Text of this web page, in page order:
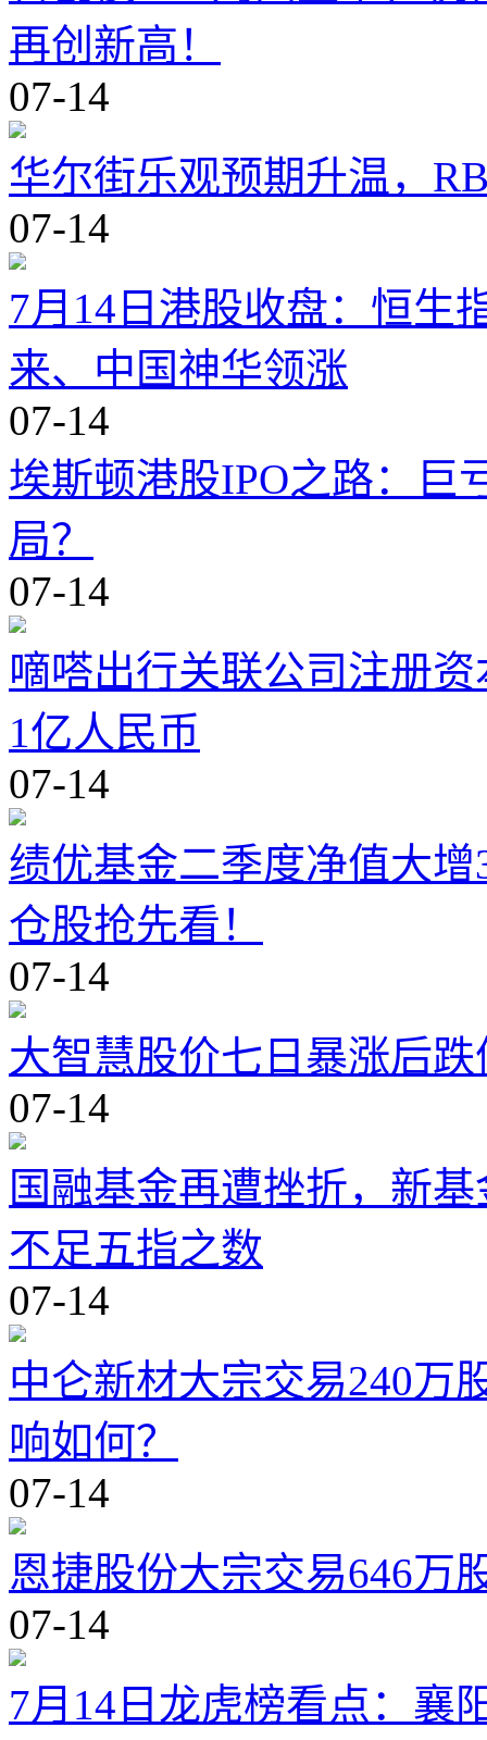
再创新高！
07-14
华尔街乐观预期升温，
07-14
7月14日港股收盘：恒生
来、中国神华领涨
07-14
埃斯顿港股IPO之路：巨
局？
07-14
嘀嗒出行关联公司注册
1亿人民币
07-14
绩优基金二季度净值大
仓股抢先看！
07-14
大智慧股价七日暴涨后
07-14
国融基金再遭挫折，新
不足五指之数
07-14
中仑新材大宗交易240万
响如何？
07-14
恩捷股份大宗交易646万
07-14
7月14日龙虎榜看点：襄